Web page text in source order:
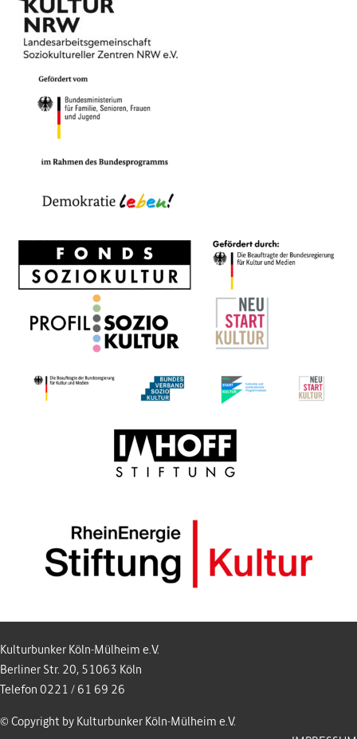
Kulturbunker Köln-Mülheim e.V.
Berliner Str. 20, 51063 Köln
Telefon 0221 / 61 69 26
© Copyright by Kulturbunker Köln-Mülheim e.V.